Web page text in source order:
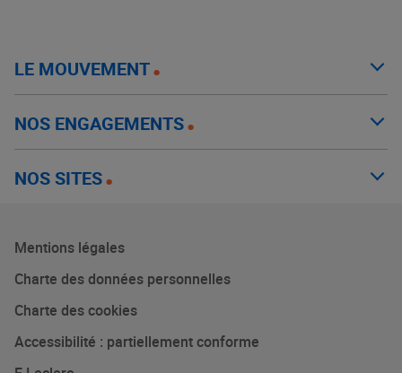
LE MOUVEMENT
NOS ENGAGEMENTS
NOS SITES
Mentions légales
Charte des données personnelles
Charte des cookies
Accessibilité : partiellement conforme